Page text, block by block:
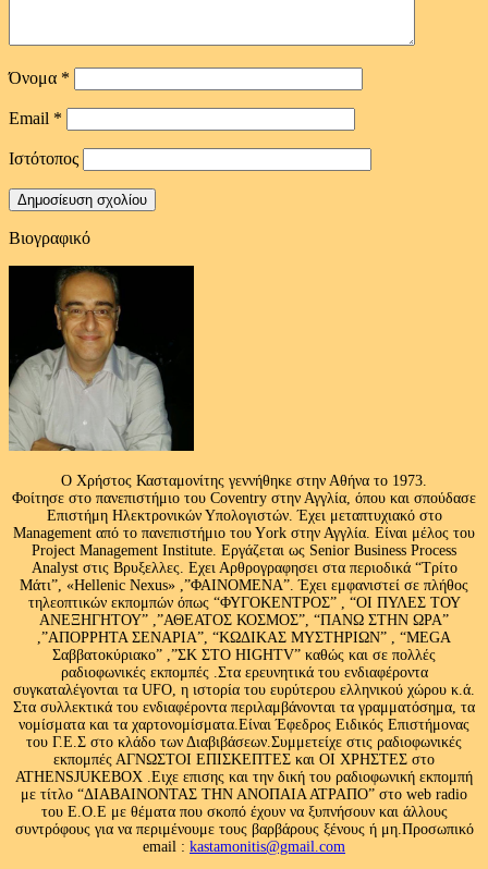
Όνομα *
Email *
Ιστότοπος
Βιογραφικό
Ο Χρήστος Κασταμονίτης γεννήθηκε στην Αθήνα το 1973.
Φοίτησε στο πανεπιστήμιο του Coventry στην Αγγλία, όπου και σπούδασε
Επιστήμη Ηλεκτρονικών Υπολογιστών. Έχει μεταπτυχιακό στο
Management από το πανεπιστήμιο του Υork στην Αγγλία. Είναι μέλος του
Project Management Institute. Εργάζεται ως Senior Business Process
Analyst στις Βρυξελλες. Εχει Αρθρογραφησει στα περιοδικά “Τρίτο
Μάτι”, «Hellenic Nexus» ,”ΦΑΙΝΟΜΕΝΑ”. Έχει εμφανιστεί σε πλήθος
τηλεοπτικών εκπομπών όπως “ΦΥΓΟΚΕΝΤΡΟΣ” , “ΟΙ ΠΥΛΕΣ ΤΟΥ
ΑΝΕΞΗΓΗΤΟΥ” ,”ΑΘΕΑΤΟΣ ΚΟΣΜΟΣ”, “ΠΑΝΩ ΣΤΗΝ ΩΡΑ”
,”ΑΠΟΡΡΗΤΑ ΣΕΝΑΡΙΑ”, “ΚΩΔΙΚΑΣ ΜΥΣΤΗΡΙΩΝ” , “MEGA
Σαββατοκύριακο” ,”ΣΚ ΣΤΟ HIGHTV” καθώς και σε πολλές
ραδιοφωνικές εκπομπές .Στα ερευνητικά του ενδιαφέροντα
συγκαταλέγονται τα UFO, η ιστορία του ευρύτερου ελληνικού χώρου κ.ά.
Στα συλλεκτικά του ενδιαφέροντα περιλαμβάνονται τα γραμματόσημα, τα
νομίσματα και τα χαρτονομίσματα.Είναι Έφεδρος Ειδικός Επιστήμονας
του Γ.Ε.Σ στο κλάδο των Διαβιβάσεων.Συμμετείχε στις ραδιοφωνικές
εκπομπές ΑΓΝΩΣΤΟΙ ΕΠΙΣΚΕΠΤΕΣ και ΟΙ ΧΡΗΣΤΕΣ στο
ATHENSJUKEBOX .Ειχε επισης και την δική του ραδιοφωνική εκπομπή
με τίτλο “ΔΙΑΒΑΙΝΟΝΤΑΣ ΤΗΝ ΑΝΟΠΑΙΑ ΑΤΡΑΠΟ” στο web radio
του Ε.Ο.Ε με θέματα που σκοπό έχουν να ξυπνήσουν και άλλους
συντρόφους για να περιμένουμε τους βαρβάρους ξένους ή μη.Προσωπικό
email : kastamonitis@gmail.com